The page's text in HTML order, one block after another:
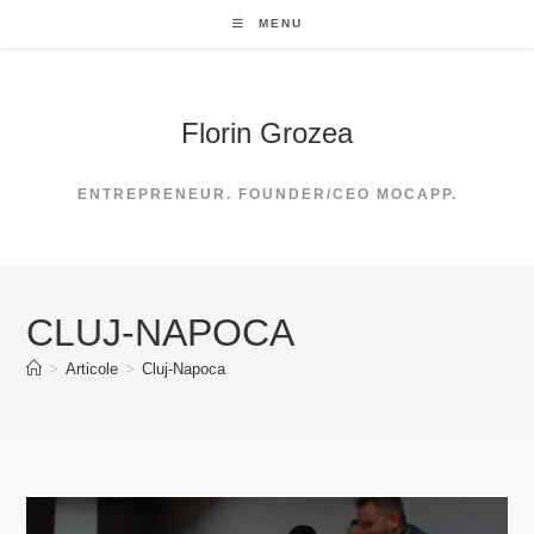
MENU
Florin Grozea
ENTREPRENEUR. FOUNDER/CEO MOCAPP.
CLUJ-NAPOCA
> Articole > Cluj-Napoca